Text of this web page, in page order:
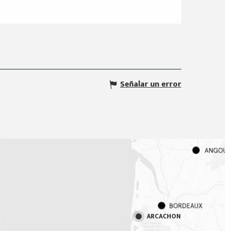
Señalar un error
ARCACHON